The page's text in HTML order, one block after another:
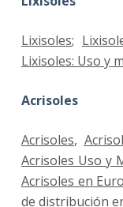
Lixisoles;
Lixisoles: Uso y
Acrisoles
Acrisoles,
Acrisoles Uso y
Acrisoles en
de distribución